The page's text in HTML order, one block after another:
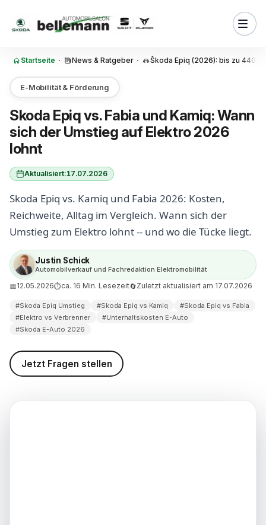
Startseite · News & Ratgeber · Škoda Epiq (2026): bis zu 440
E-Mobilität & Förderung
Skoda Epiq vs. Fabia und Kamiq: Wann
sich der Umstieg auf Elektro 2026
lohnt
Aktualisiert:17.07.2026
Skoda Epiq vs. Kamiq und Fabia 2026: Kosten,
Reichweite, Alltag im Vergleich. Wann sich der
Umstieg zum Elektro lohnt -- und wo die Tücke liegt.
Justin Schick
Automobilverkauf und Fachredaktion Elektromobilität
📅12.05.2026⏱ca. 16 Min. Lesezeit🔄Zuletzt aktualisiert am 17.07.2026
#Skoda Epiq Umstieg #Skoda Epiq vs Kamiq
#Skoda Epiq vs Fabia
#Elektro vs Verbrenner
#Unterhaltskosten E-Auto
#Skoda E-Auto 2026
Jetzt Fragen stellen
Fabia?
Skoda Epiq?
und Platz: Mehr
Kamiq trotz kompakter
Alltag: Reicht der Skoda
Warum die Wallbox
entscheidende Faktor ist
Komfort: Was Epiq-Fahrer
Fahrern wirklich
Steuer und laufende
Elektro-Fahrer 2026 wirklich
ich den Skoda Epiq bestellen?
für wen nicht?
weiterführende